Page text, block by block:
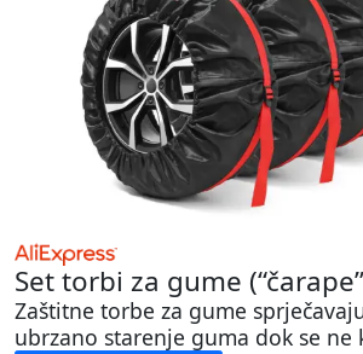
Set torbi za gume
Zaštitne torbe za gume
ubrzano starenje guma dok se ne